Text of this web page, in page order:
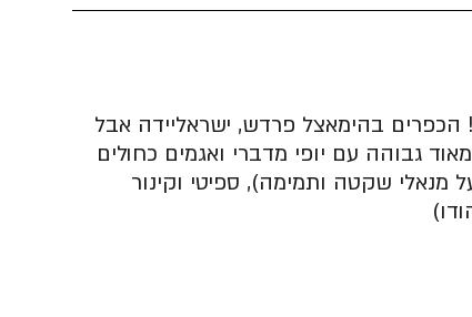
בהימאצל פרדש, ישראליידה אבל
גבוהה עם יופי מדברי ואגמים כחולים
מנאלי שקטה ותמימה), ספיטי וקינור